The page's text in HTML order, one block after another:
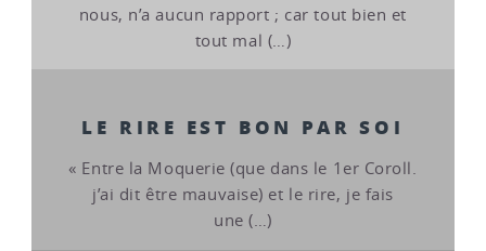
nous, n’a aucun rapport ; car tout bien et
tout mal (…)
LE RIRE EST BON PAR SOI
« Entre la Moquerie (que dans le 1er Coroll.
j’ai dit être mauvaise) et le rire, je fais
une (…)